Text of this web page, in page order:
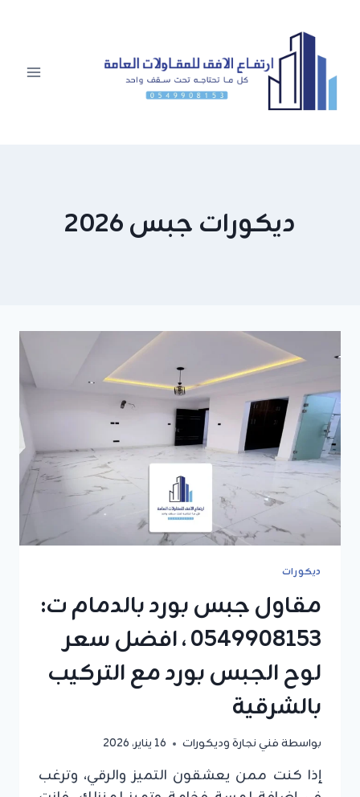
المحتوى
ديكورات جبس 2026
ديكورات
مقاول جبس بورد بالدمام ت:
0549908153 ، افضل سعر
لوح الجبس بورد مع التركيب
بالشرقية
بواسطةفني نجارة وديكورات 16 يناير، 2026
إذا كنت ممن يعشقون التميز والرقي، وترغب